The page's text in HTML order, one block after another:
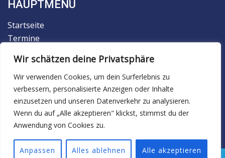
Wir schätzen deine Privatsphäre
Wir verwenden Cookies, um dein Surferlebnis zu
verbessern, personalisierte Anzeigen oder Inhalte
einzusetzen und unseren Datenverkehr zu analysieren.
Wenn du auf „Alle akzeptieren" klickst, stimmst du der
Anwendung von Cookies zu.
Anpassen Alles ablehnen Alle akzeptieren
HAUPTMENÜ
Startseite
Termine
Trainingsbetrieb
Judo
Ju-Jutsu
Facebook